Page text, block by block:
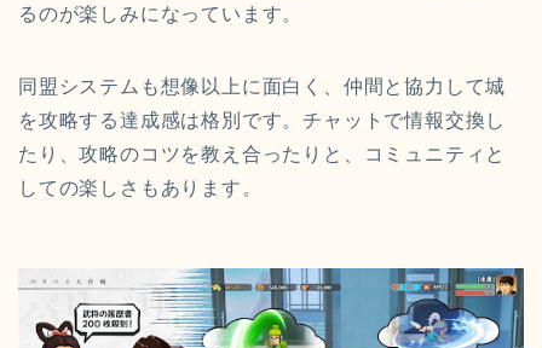
るのが楽しみになっています。
同盟システムも想像以上に面白く、仲間と協力して城
を攻略する達成感は格別です。チャットで情報交換し
たり、攻略のコツを教え合ったりと、コミュニティと
しての楽しさもあります。